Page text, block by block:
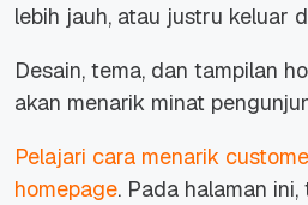
lebih jauh, atau justru keluar
Desain, tema, dan tampilan
akan menarik minat
Pelajari cara menarik
homepage. Pada halaman